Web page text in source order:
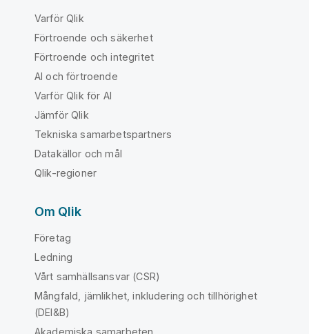
Varför Qlik
Förtroende och säkerhet
Förtroende och integritet
AI och förtroende
Varför Qlik för AI
Jämför Qlik
Tekniska samarbetspartners
Datakällor och mål
Qlik-regioner
Om Qlik
Företag
Ledning
Vårt samhällsansvar (CSR)
Mångfald, jämlikhet, inkludering och tillhörighet
(DEI&B)
Akademiska samarbeten